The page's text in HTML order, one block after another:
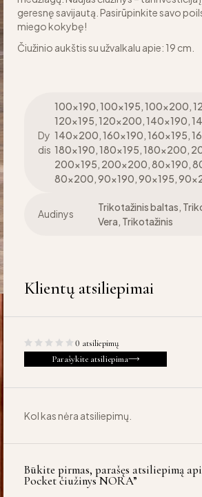
geresnę savijautą. Pasirūpinkite savo
miego kokybę!
Čiužinio aukštis su užvalkalu apie: 19 cm.
Dy
dis
100×190, 100×195, 100×200,
120×195, 120×200, 140×190,
140×200, 160×190, 160×195,
180×190, 180×195, 180×200,
200×195, 200×200, 80×190,
80×200, 90×190, 90×195,
Audinys
Trikotažinis baltas,
Vera, Trikotažinis
Klientų atsiliepimai
0 atsiliepimų
Parašykite atsiliepima
Kol kas nėra atsiliepimų.
Būkite pirmas, parašęs atsiliepimą
Pocket čiužinys NORA”